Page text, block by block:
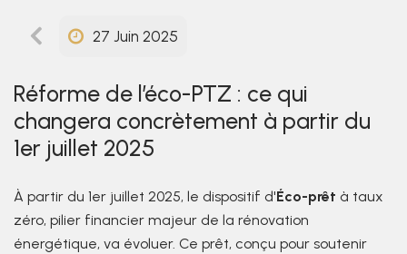
27 Juin 2025
Réforme de l’éco-PTZ : ce qui
changera concrètement à partir du
1er juillet 2025
À partir du 1er juillet 2025, le dispositif d'Éco-prêt à taux
zéro, pilier financier majeur de la rénovation
énergétique, va évoluer. Ce prêt, conçu pour soutenir